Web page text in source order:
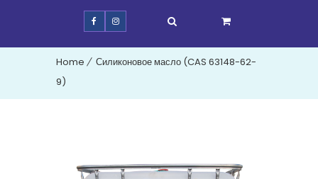
Home
Силиконовое масло (CAS 63148-62-
9)